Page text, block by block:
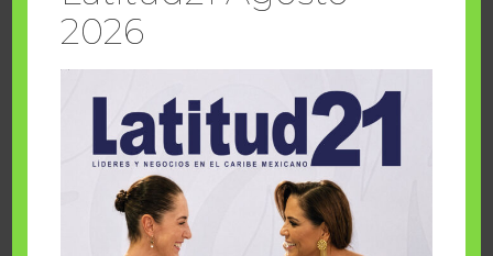
Cuando la solidaridad inspira; cumplen
sueños Fairmont Mayakoba y Make-A-Wish
2026